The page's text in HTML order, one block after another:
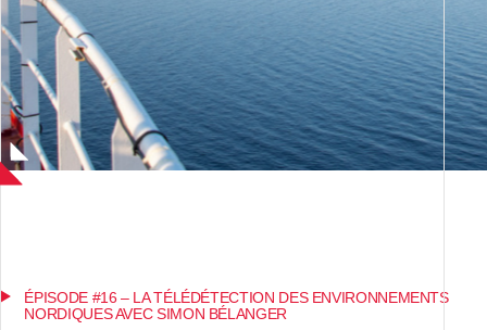
ÉPISODE #16 – LA TÉLÉDÉTECTION DES ENVIRONNEMENTS
NORDIQUES AVEC SIMON BÉLANGER